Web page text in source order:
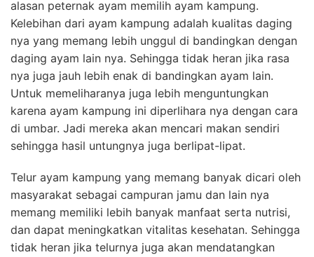
alasan peternak ayam memilih ayam kampung.
Kelebihan dari ayam kampung adalah kualitas daging
nya yang memang lebih unggul di bandingkan dengan
daging ayam lain nya. Sehingga tidak heran jika rasa
nya juga jauh lebih enak di bandingkan ayam lain.
Untuk memeliharanya juga lebih menguntungkan
karena ayam kampung ini diperlihara nya dengan cara
di umbar. Jadi mereka akan mencari makan sendiri
sehingga hasil untungnya juga berlipat-lipat.
Telur ayam kampung yang memang banyak dicari oleh
masyarakat sebagai campuran jamu dan lain nya
memang memiliki lebih banyak manfaat serta nutrisi,
dan dapat meningkatkan vitalitas kesehatan. Sehingga
tidak heran jika telurnya juga akan mendatangkan